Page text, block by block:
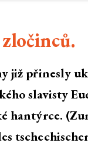
již přinesly
slavisty
hantýrce.